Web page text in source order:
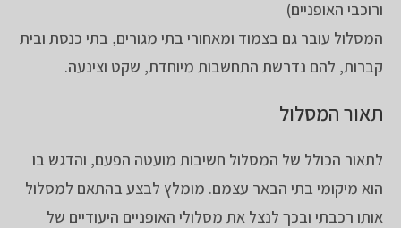
ורוכבי האופניים)
המסלול עובר גם בצמוד ומאחורי בתי מגורים, בתי כנסת ובית
קברות, להם נדרשת התחשבות מיוחדת, שקט וצינעה.
תאור המסלול
לתאור הכולל של המסלול חשיבות מועטה הפעם, והדגש בו
הוא מיקומי בתי הבאר עצמם. מומלץ לבצע בהתאם למסלול
אותו רכבתי ובכך לנצל את מסלולי האופניים היעודיים של